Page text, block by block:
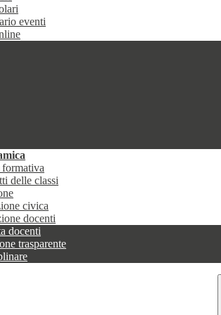
eventi
delle classi
civica
docenti
docenti
trasparente